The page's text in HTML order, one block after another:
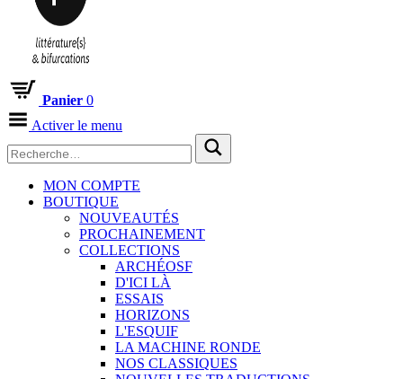
Panier 0
Activer le menu
MON COMPTE
BOUTIQUE
NOUVEAUTÉS
PROCHAINEMENT
COLLECTIONS
ARCHÉOSF
D'ICI LÀ
ESSAIS
HORIZONS
L'ESQUIF
LA MACHINE RONDE
NOS CLASSIQUES